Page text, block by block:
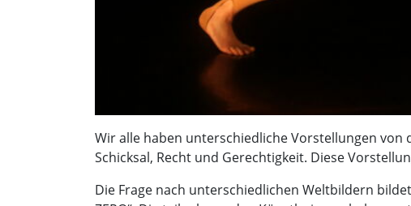
Wir alle haben unterschiedliche Vorstellungen
Schicksal, Recht und Gerechtigkeit. Diese
Die Frage nach unterschiedlichen Weltbildern